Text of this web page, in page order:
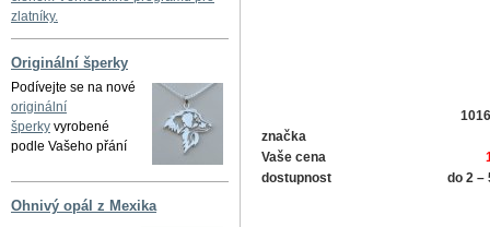
zlatníky.
Originální šperky
Podívejte se na nové
originální
šperky vyrobené
podle Vašeho přání
Ohnivý opál z Mexika
značka
Vaše cena
dostupnost
do 2 –